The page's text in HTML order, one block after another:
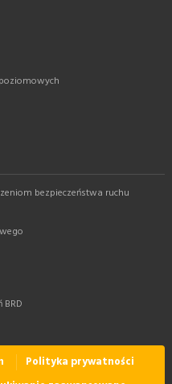
bezpieczeństwa ruchu
Polityka prywatności